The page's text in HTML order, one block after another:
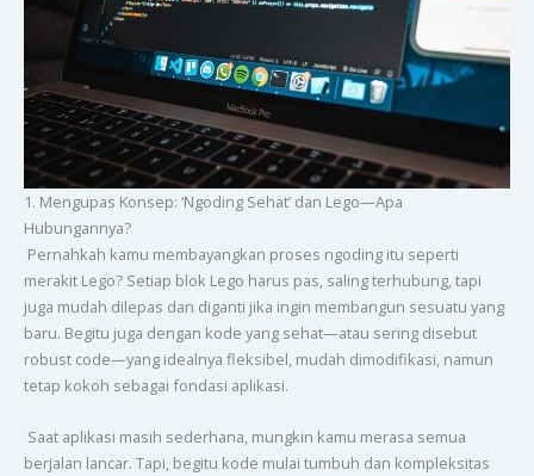
1. Mengupas Konsep: ‘Ngoding Sehat’ dan Lego—Apa
Hubungannya?
Pernahkah kamu membayangkan proses ngoding itu seperti
merakit Lego? Setiap blok Lego harus pas, saling terhubung, tapi
juga mudah dilepas dan diganti jika ingin membangun sesuatu yang
baru. Begitu juga dengan kode yang sehat—atau sering disebut
robust code—yang idealnya fleksibel, mudah dimodifikasi, namun
tetap kokoh sebagai fondasi aplikasi.
Saat aplikasi masih sederhana, mungkin kamu merasa semua
berjalan lancar. Tapi, begitu kode mulai tumbuh dan kompleksitas